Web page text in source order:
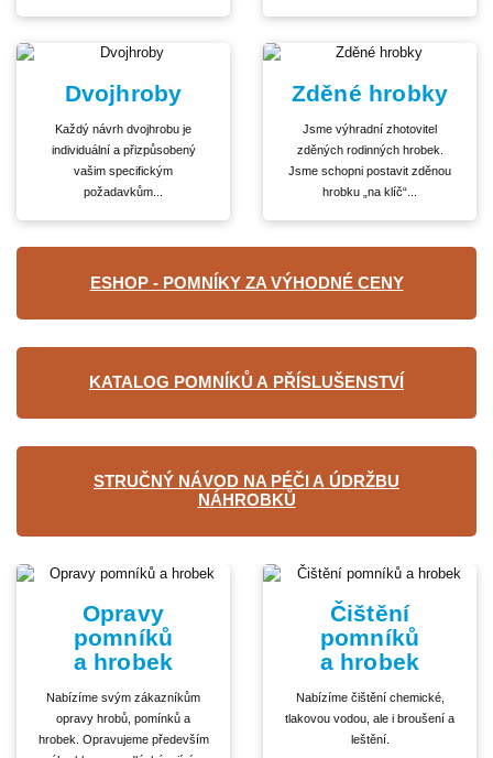
Dvojhroby
Každý návrh dvojhrobu je
individuální a přizpůsobený
vašim specifickým
požadavkům...
Zděné hrobky
Jsme výhradní zhotovitel
zděných rodinných hrobek.
Jsme schopni postavit zděnou
hrobku „na klíč“...
ESHOP - POMNÍKY ZA VÝHODNÉ CENY
KATALOG POMNÍKŮ A PŘÍSLUŠENSTVÍ
STRUČNÝ NÁVOD NA PÉČI A ÚDRŽBU
NÁHROBKŮ
Opravy
pomníků
a hrobek
Nabízíme svým zákazníkům
opravy hrobů, pomínků a
hrobek. Opravujeme především
Čištění
pomníků
a hrobek
Nabízíme čištění chemické,
tlakovou vodou, ale i broušení a
leštění.